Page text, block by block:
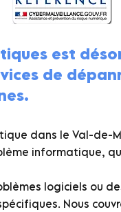
est
de
dans le Val-de-
informatique,
logiciels ou
Nous